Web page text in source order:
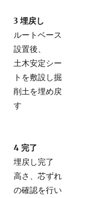
3 埋戻し
ルートベース
設置後、
土木安定シー
トを敷設し掘
削土を埋め戻
す
4 完了
埋戻し完了
高さ、芯ずれ
の確認を行い